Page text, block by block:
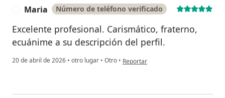
Maria Número de teléfono verificado
Excelente profesional. Carismático, fraterno,
ecuánime a su descripción del perfil.
20 de abril de 2026 • otro lugar • Otro • en opinión del usuario Maria
Reportar